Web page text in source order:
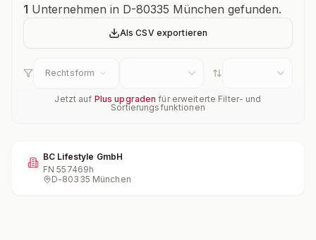
Unternehmensübersicht
1 Unternehmen in D-80335 München gefunden.
Als CSV exportieren
Rechtsform
Jetzt auf Plus upgraden für erweiterte Filter- und
Sortierungsfunktionen
BC Lifestyle GmbH
FN557469h
D-80335 München